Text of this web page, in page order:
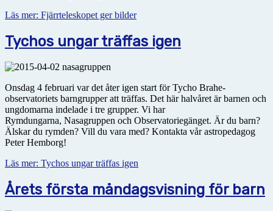
Läs mer: Fjärrteleskopet ger bilder
Tychos ungar träffas igen
Onsdag 4 februari var det åter igen start för Tycho Brahe-
observatoriets barngrupper att träffas. Det här halvåret är barnen och
ungdomarna indelade i tre grupper. Vi har
Rymdungarna, Nasagruppen och Observatoriegänget. Är du barn?
Älskar du rymden? Vill du vara med? Kontakta vår astropedagog
Peter Hemborg!
Läs mer: Tychos ungar träffas igen
Årets första måndagsvisning för barn